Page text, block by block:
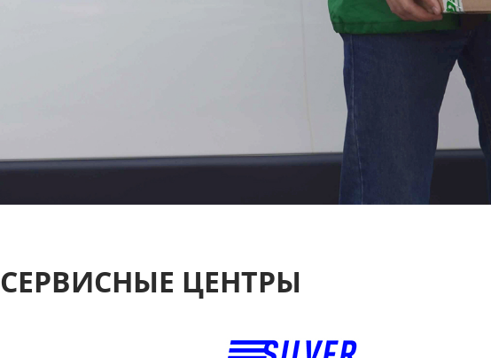
СЕРВИСНЫЕ ЦЕНТРЫ